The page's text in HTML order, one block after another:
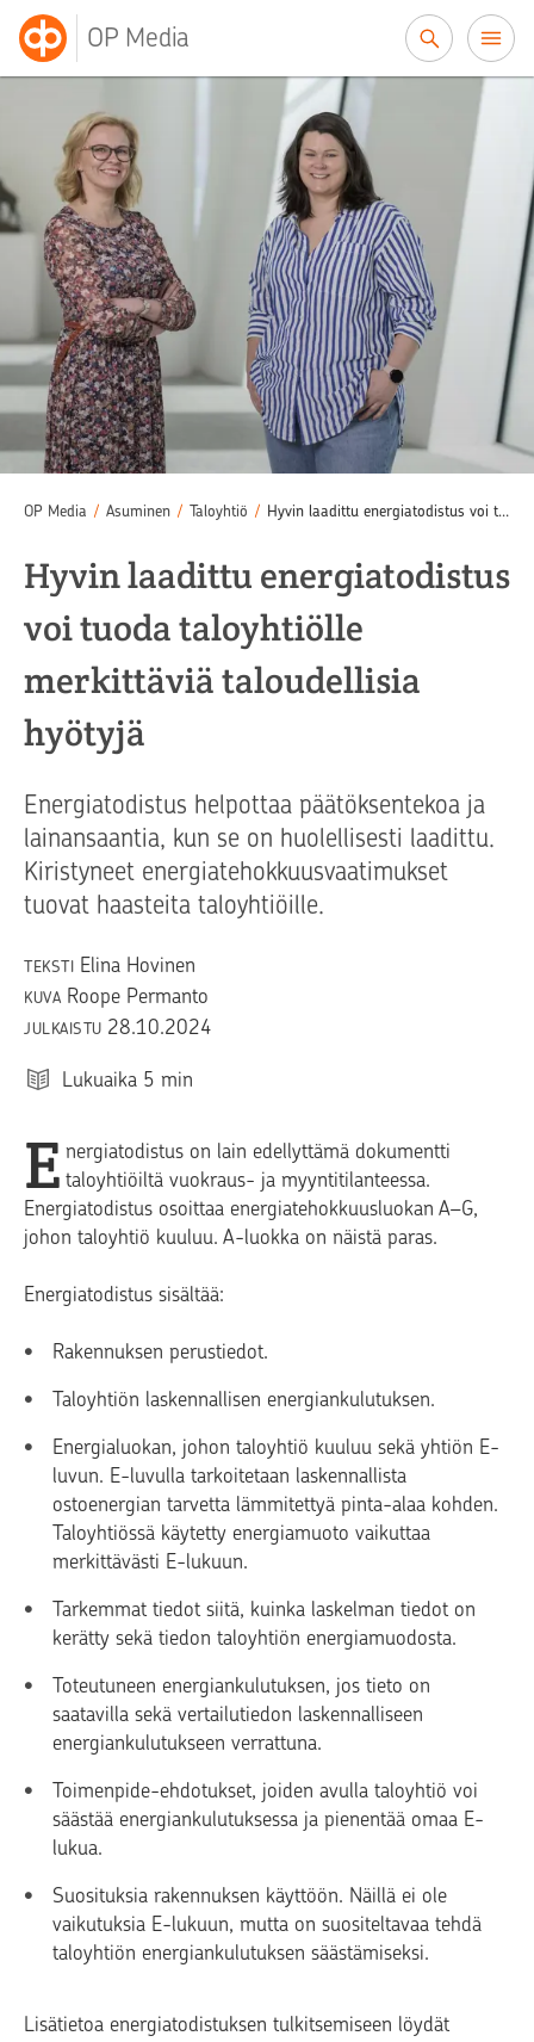
OP Media
OP Media / Asuminen / Taloyhtiö / Hyvin laadittu energiatodistus voi tuoda merkittäviä taloudellisia hyötyjä taloyhtiölle
Hyvin laadittu energiatodistus
voi tuoda taloyhtiölle
merkittäviä taloudellisia
hyötyjä
Energiatodistus helpottaa päätöksentekoa ja
lainansaantia, kun se on huolellisesti laadittu.
Kiristyneet energiatehokkuusvaatimukset
tuovat haasteita taloyhtiöille.
TEKSTI Elina Hovinen
KUVA Roope Permanto
JULKAISTU 28.10.2024
Lukuaika 5 min
E nergiatodistus on lain edellyttämä dokumentti
taloyhtiöiltä vuokraus- ja myyntitilanteessa.
Energiatodistus osoittaa energiatehokkuusluokan A–G,
johon taloyhtiö kuuluu. A-luokka on näistä paras.
Energiatodistus sisältää:
Rakennuksen perustiedot.
Taloyhtiön laskennallisen energiankulutuksen.
Energialuokan, johon taloyhtiö kuuluu sekä yhtiön E-
luvun. E-luvulla tarkoitetaan laskennallista
ostoenergian tarvetta lämmitettyä pinta-alaa kohden.
Taloyhtiössä käytetty energiamuoto vaikuttaa
merkittävästi E-lukuun.
Tarkemmat tiedot siitä, kuinka laskelman tiedot on
kerätty sekä tiedon taloyhtiön energiamuodosta.
Toteutuneen energiankulutuksen, jos tieto on
saatavilla sekä vertailutiedon laskennalliseen
energiankulutukseen verrattuna.
Toimenpide-ehdotukset, joiden avulla taloyhtiö voi
säästää energiankulutuksessa ja pienentää omaa E-
lukua.
Suosituksia rakennuksen käyttöön. Näillä ei ole
vaikutuksia E-lukuun, mutta on suositeltavaa tehdä
taloyhtiön energiankulutuksen säästämiseksi.
Lisätietoa energiatodistuksen tulkitsemiseen löydät